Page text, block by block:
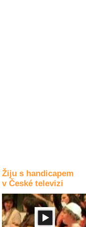
Žiju s handicapem
v České televizi